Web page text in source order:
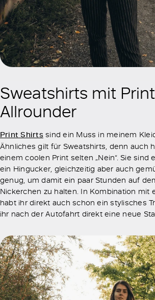
Sweatshirts mit
Allrounder
Print Shirtssind ein Muss in meinem
Ähnliches gilt für Sweatshirts, denn auch
einem coolen Print selten „Nein“. Sie sind
ein Hingucker, gleichzeitig aber auch
genug, um damit ein paar Stunden auf
Nickerchen zu halten. In Kombination mit
habt ihr direkt auch schon ein stylisches
ihr nach der Autofahrt direkt eine neue